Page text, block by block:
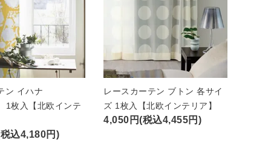
ン イハナ
1枚入【北欧インテ
込4,180円)
レースカーテン ブトン 各サイ
ズ 1枚入【北欧インテリア】
4,050円(税込4,455円)